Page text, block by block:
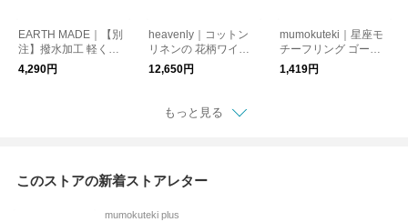
EARTH MADE｜【別
注】撥水加工 軽くて
使い勝手がいい ナイ
ロンボンサック
4,290円
heavenly｜コットン
リネンの 花柄ワイド
パンツ
12,650円
mumokuteki｜星座モ
チーフリング ゴール
ド
1,419円
もっと見る
このストアの新着ストアレター
mumokuteki plus